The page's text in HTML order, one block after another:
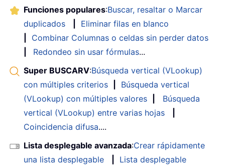
Funciones populares:Buscar, resaltar o Marcar
duplicados
Eliminar filas en blanco
Combinar Columnas o celdas sin perder datos
Redondeo sin usar fórmulas...
Super BUSCARV:Búsqueda vertical (VLookup)
con múltiples criterios
Búsqueda vertical
(VLookup) con múltiples valores
Búsqueda
vertical (VLookup) entre varias hojas
Coincidencia difusa....
Lista desplegable avanzada:Crear rápidamente
una lista desplegable
Lista desplegable